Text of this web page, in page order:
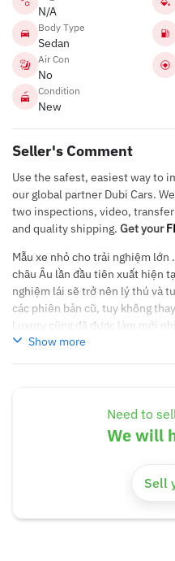
N/A
Body Type
Sedan
Air Con
No
Condition
New
Seller's Comment
Use the safest, easiest way to
our global partner Dubi Cars.
two inspections, video,
and quality shipping. Get your
Mẫu xe nhỏ cho trải nghiệm
châu Âu lần đầu tiên xuất hiện
nghiệm lái sẽ trở nên lý thú và
các phiên bản cũ, tuy không
Luxury cũng đã được làm mới
điều quen thuộc khiến xe vừa
Hộp số tự động 4 cấp.
Show more
Need to
We will
Sell